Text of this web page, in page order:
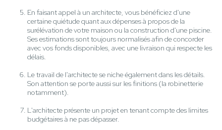
En faisant appel à un architecte, vous bénéficiez d'une
certaine quiétude quant aux dépenses à propos de la
surélévation de votre maison ou la construction d'une piscine.
Ses estimations sont toujours normalisés afin de concorder
avec vos fonds disponibles, avec une livraison qui respecte les
délais.
Le travail de l'architecte se niche également dans les détails.
Son attention se porte aussi sur les finitions (la robinetterie
notamment).
L'architecte présente un projet en tenant compte des limites
budgétaires à ne pas dépasser.